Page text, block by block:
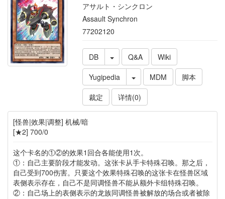
アサルト・シンクロン
Assault Synchron
77202120
DB Q&A
Wiki
Yugipedia
MDM
脚本
裁定
详情(0)
[怪兽|效果|调整] 机械/暗
[★2] 700/0
这个卡名的①②的效果1回合各能使用1次。
①：自己主要阶段才能发动。这张卡从手卡特殊召唤。那之后，
自己受到700伤害。只要这个效果特殊召唤的这张卡在怪兽区域
表侧表示存在，自己不是同调怪兽不能从额外卡组特殊召唤。
②：自己场上的表侧表示的龙族同调怪兽被解放的场合或者被除